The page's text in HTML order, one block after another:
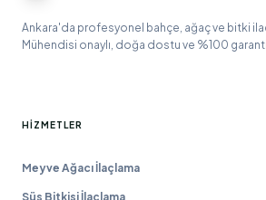
Ankara'da profesyonel bahçe, ağaç ve bitki
Mühendisi onaylı, doğa dostu ve %100
HIZMETLER
Meyve Ağacı İlaçlama
Süs Bitkisi İlaçlama